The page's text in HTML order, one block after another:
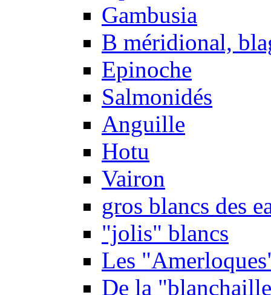
Gambusia
B méridional,
Epinoche
Salmonidés
Anguille
Hotu
Vairon
gros blancs des
"jolis" blancs
Les
De la